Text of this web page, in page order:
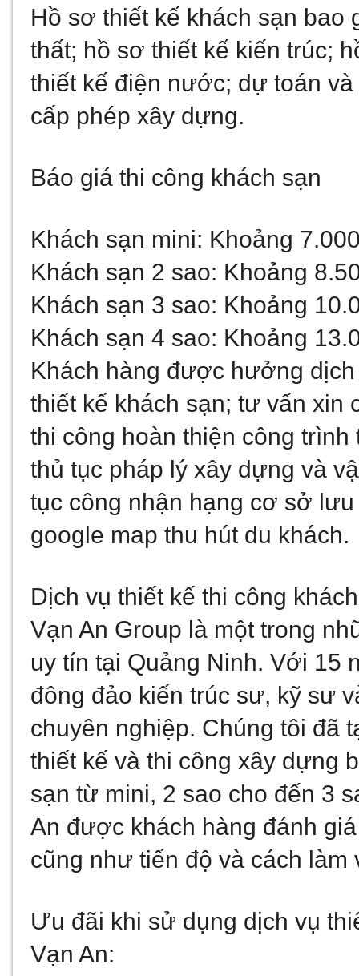
Hồ sơ thiết kế khách sạn bao
thất; hồ sơ thiết kế kiến trúc;
thiết kế điện nước; dự toán
cấp phép xây dựng.
Báo giá thi công khách sạn
Khách sạn mini: Khoảng
Khách sạn 2 sao: Khoảng
Khách sạn 3 sao: Khoảng
Khách sạn 4 sao: Khoảng
Khách hàng được hưởng
thiết kế khách sạn; tư vấn xin
thi công hoàn thiện công
thủ tục pháp lý xây dựng và
tục công nhận hạng cơ sở
google map thu hút du khách.
Dịch vụ thiết kế thi công
Vạn An Group là một trong
uy tín tại Quảng Ninh. Với 15
đông đảo kiến trúc sư, kỹ sư
chuyên nghiệp. Chúng tôi đã
thiết kế và thi công xây dựng
sạn từ mini, 2 sao cho đến 3
An được khách hàng đánh
cũng như tiến độ và cách làm
Ưu đãi khi sử dụng dịch vụ
Vạn An: